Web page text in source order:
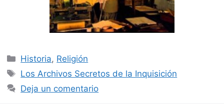
Categorías
Historia, Religión
Etiquetas
Los Archivos Secretos de la Inquisición
Deja un comentario